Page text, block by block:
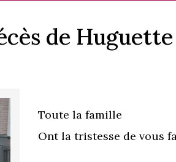
de
Toute la famille
Ont la tristesse de vous